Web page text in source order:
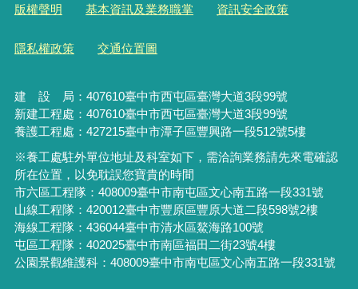
版權聲明 基本資訊及業務職掌 資訊安全政策
隱私權政策 交通位置圖
建 設 局： 407610臺中市西屯區臺灣大道3段99號
新建工程處：407610臺中市西屯區臺灣大道3段99號
養護工程處：427215臺中市潭子區豐興路一段512號5樓
※養工處駐外單位地址及科室如下，需洽詢業務請先來電確認
所在位置，以免耽誤您寶貴的時間
市六區工程隊：408009臺中市南屯區文心南五路一段331號
山線工程隊：420012臺中市豐原區豐原大道二段598號2樓
海線工程隊：436044臺中市清水區鰲海路100號
屯區工程隊：402025臺中市南區福田二街23號4樓
公園景觀維護科：408009臺中市南屯區文心南五路一段331號